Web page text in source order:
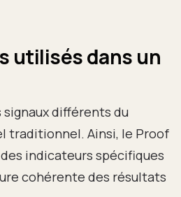
utilisés dans un
signaux différents du
traditionnel. Ainsi, le Proof
indicateurs spécifiques
cohérente des résultats